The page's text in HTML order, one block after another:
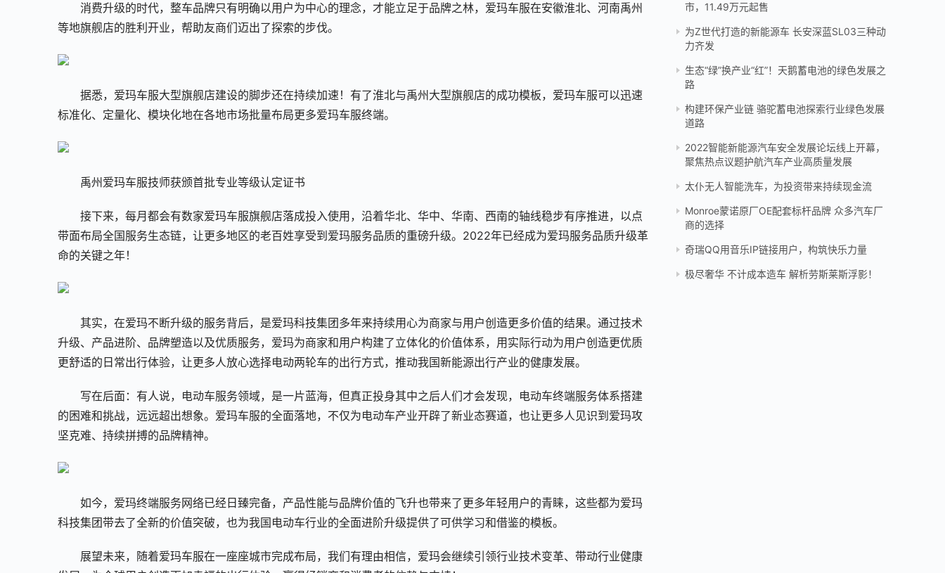
消费升级的时代，整车品牌只有明确以用户为中心的理念，才能立足于品牌之林，爱玛车服在安徽淮北、河南禹州
等地旗舰店的胜利开业，帮助友商们迈出了探索的步伐。
据悉，爱玛车服大型旗舰店建设的脚步还在持续加速！有了淮北与禹州大型旗舰店的成功模板，爱玛车服可以迅速
标准化、定量化、模块化地在各地市场批量布局更多爱玛车服终端。
禹州爱玛车服技师获颁首批专业等级认定证书
接下来，每月都会有数家爱玛车服旗舰店落成投入使用，沿着华北、华中、华南、西南的轴线稳步有序推进，以点
带面布局全国服务生态链，让更多地区的老百姓享受到爱玛服务品质的重磅升级。2022年已经成为爱玛服务品质升级革
命的关键之年！
其实，在爱玛不断升级的服务背后，是爱玛科技集团多年来持续用心为商家与用户创造更多价值的结果。通过技术
升级、产品进阶、品牌塑造以及优质服务，爱玛为商家和用户构建了立体化的价值体系，用实际行动为用户创造更优质
更舒适的日常出行体验，让更多人放心选择电动两轮车的出行方式，推动我国新能源出行产业的健康发展。
写在后面：有人说，电动车服务领域，是一片蓝海，但真正投身其中之后人们才会发现，电动车终端服务体系搭建
的困难和挑战，远远超出想象。爱玛车服的全面落地，不仅为电动车产业开辟了新业态赛道，也让更多人见识到爱玛攻
坚克难、持续拼搏的品牌精神。
如今，爱玛终端服务网络已经日臻完备，产品性能与品牌价值的飞升也带来了更多年轻用户的青睐，这些都为爱玛
科技集团带去了全新的价值突破，也为我国电动车行业的全面进阶升级提供了可供学习和借鉴的模板。
展望未来，随着爱玛车服在一座座城市完成布局，我们有理由相信，爱玛会继续引领行业技术变革、带动行业健康
市，11.49万元起售
为Z世代打造的新能源车 长安深蓝SL03三种动
力齐发
生态“绿”换产业“红”！天鹅蓄电池的绿色发展之
路
构建环保产业链 骆驼蓄电池探索行业绿色发展
道路
2022智能新能源汽车安全发展论坛线上开幕，
聚焦热点议题护航汽车产业高质量发展
太仆无人智能洗车，为投资带来持续现金流
Monroe蒙诺原厂OE配套标杆品牌 众多汽车厂
商的选择
奇瑞QQ用音乐IP链接用户，构筑快乐力量
极尽奢华 不计成本造车 解析劳斯莱斯浮影！